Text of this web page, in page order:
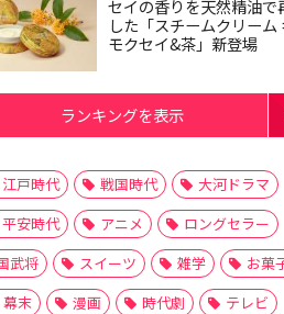
セイの香りを天然精油で
した「スチームクリーム
モクセイ&茶」新登場
ランキングを表示
江戸時代 戦国時代
大河ドラマ
平安時代
アニメ
ロングセラー
武将
スイーツ 雑学
お菓
幕末
漫画 時代劇
テレビ